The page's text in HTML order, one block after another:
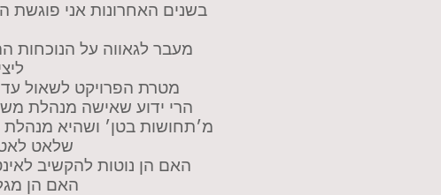
בשנים האחרונות אני פוגשת
מעבר לגאווה על הנוכחות
מטרת הפרויקט לשאול עד
הרי ידוע שאישה מנהלת
מ׳תחושות בטן׳ ושהיא מנהלת
שלאט לאט
האם הן נוטות להקשיב
האם הן